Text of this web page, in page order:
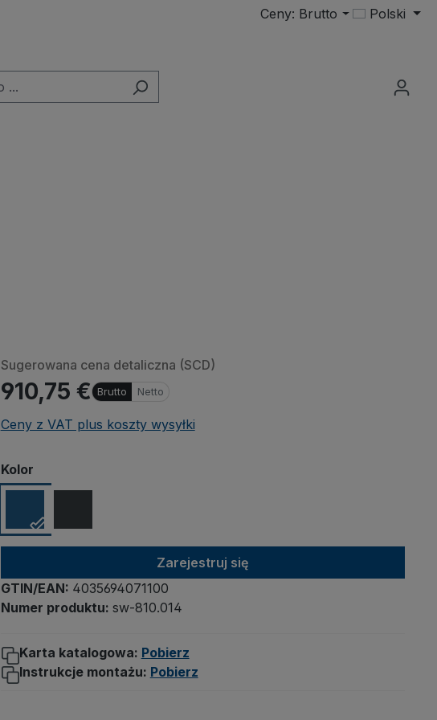
Ceny: Brutto Polski
Sugerowana cena detaliczna (SCD)
910,75 € Brutto Netto
Ceny z VAT plus koszty wysyłki
Wybierz
Kolor
Zarejestruj się
GTIN/EAN: 4035694071100
Numer produktu: sw-810.014
Karta katalogowa: Pobierz
Instrukcje montażu: Pobierz